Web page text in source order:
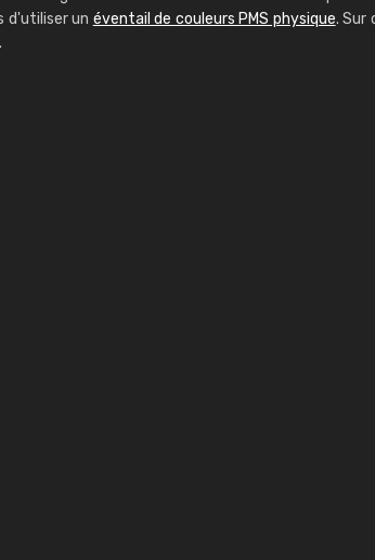
d'utiliser un éventail de couleurs PMS physique. Sur
.